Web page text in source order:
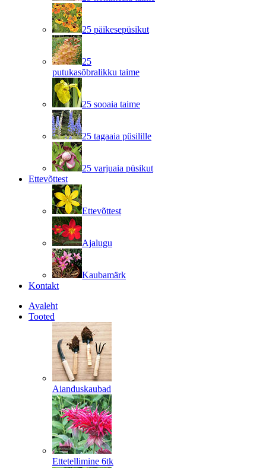
25 päikesepüsikut
25
putukasõbralikku taime
25 sooaia taime
25 tagaaia püsilille
25 varjuaia püsikut
Ettevõttest
Ettevõttest
Ajalugu
Kaubamärk
Kontakt
Avaleht
Tooted
Aianduskaubad
Ettetellimine 6tk